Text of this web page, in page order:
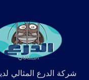
شركة الدرع المثالي